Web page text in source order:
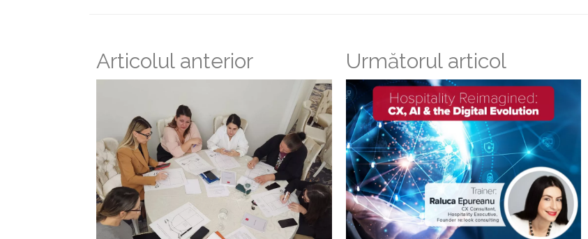
Articolul anterior Următorul articol